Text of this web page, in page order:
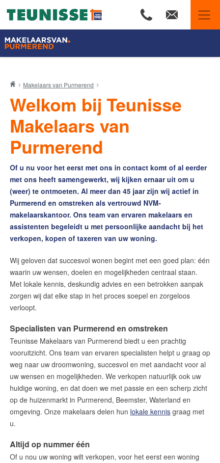
Teunisse Makelaars
45 Jaar Teunisse Makelaars
Onze makelaars bloggen
Onze voordelen
Woningmarkt Purmerend Q1 2026
Onze waarden
Ons NVM-lidmaatschap
Onze 10 zekerheden
Onze aan- en verkochte panden
Wij zijn Team Teunisse
Onze expertises
Huis verkopen
Onze financiële diensten
De waarde van uw woning
Onze diensten
Contact
Word jij onze nieuwe makelaar?
Woning Waarde Adviesdagen
Gratis Informatieavond Starters
Makelaars van Purmerend
Welkom bij Teunisse
Makelaars van
Purmerend
Of u nu voor het eerst met ons in contact komt of al eerder
met ons heeft samengewerkt, wij kijken ernaar uit om u
(weer) te ontmoeten. Al meer dan 45 jaar zijn wij actief in
Purmerend en omstreken als vertrouwd NVM-
makelaarskantoor. Ons team van ervaren makelaars en
assistenten begeleidt u met persoonlijke aandacht bij het
verkopen, kopen of taxeren van uw woning.
Wij geloven dat succesvol wonen begint met een goed plan: één
waarin uw wensen, doelen en mogelijkheden centraal staan.
Met lokale kennis, deskundig advies en een betrokken aanpak
zorgen wij dat elke stap in het proces soepel en zorgeloos
verloopt.
Specialisten van Purmerend en omstreken
Teunisse Makelaars van Purmerend biedt u een prachtig
vooruitzicht. Ons team van ervaren specialisten helpt u graag op
weg naar uw droomwoning, succesvol en met aandacht voor al
uw wensen en mogelijkheden. We verkopen natuurlijk ook uw
huidige woning, en dat doen we met passie en een scherp zicht
op de huizenmarkt in Purmerend, Beemster, Waterland en
omgeving. Onze makelaars delen hun lokale kennis graag met
u.
Altijd op nummer één
Of u nou uw woning wilt verkopen, voor het eerst een woning